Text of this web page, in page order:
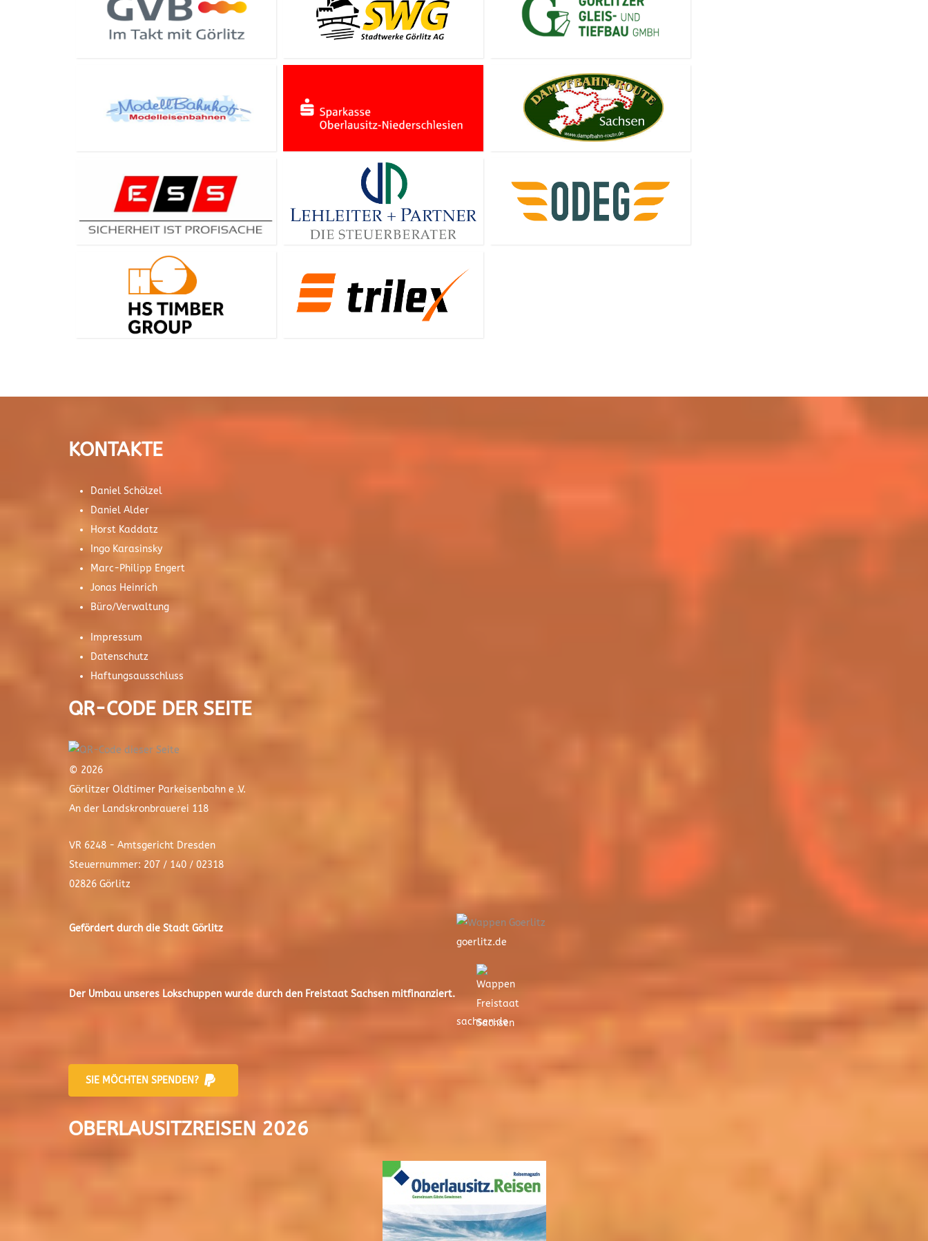
KONTAKTE
Daniel Schölzel
Daniel Alder
Horst Kaddatz
Ingo Karasinsky
Marc-Philipp Engert
Jonas Heinrich
Büro/Verwaltung
Impressum
Datenschutz
Haftungsausschluss
QR-CODE DER SEITE
© 2026
Görlitzer Oldtimer Parkeisenbahn e .V.
An der Landskronbrauerei 118
VR 6248 - Amtsgericht Dresden
Steuernummer: 207 / 140 / 02318
02826 Görlitz
Gefördert durch die Stadt Görlitz
goerlitz.de
Der Umbau unseres Lokschuppen wurde durch den Freistaat Sachsen mitfinanziert.
sachsen.de
SIE MÖCHTEN SPENDEN?
OBERLAUSITZREISEN 2026